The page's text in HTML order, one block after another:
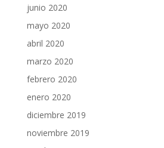
junio 2020
mayo 2020
abril 2020
marzo 2020
febrero 2020
enero 2020
diciembre 2019
noviembre 2019